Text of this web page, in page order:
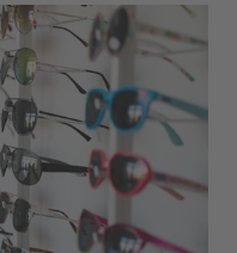
wird bei
gefällt? Die Frage
uvex ist ein
Region – was gibt
mich die